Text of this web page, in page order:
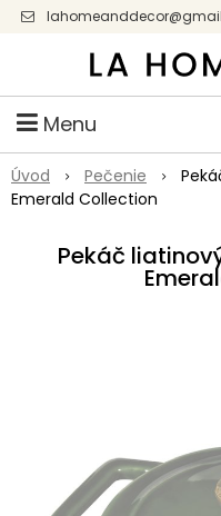
Menu
Úvod Pečenie
Emerald Collection
Pekáč